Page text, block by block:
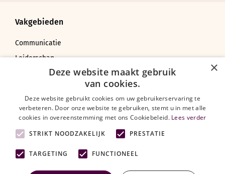
Vakgebieden
Communicatie
Leiderschap
Coachen, adviseren en veranderen
Over Training.nl
Trainingen
Vakgebieden
×
Deze website maakt gebruik
van cookies.
Deze website gebruikt cookies om uw gebruikerservaring te
verbeteren. Door onze website te gebruiken, stemt u in met alle
cookies in overeenstemming met ons Cookiebeleid. Lees verder
STRIKT NOODZAKELIJK
PRESTATIE
TARGETING FUNCTIONEEL